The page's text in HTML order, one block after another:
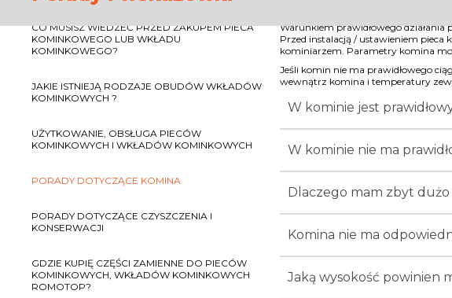
CO MUSISZ WIEDZEĆ PRZED ZAKUPEM PIECA
KOMINKOWEGO LUB WKŁADU
KOMINKOWEGO?
JAKIE ISTNIEJĄ RODZAJE OBUDÓW WKŁADÓW
KOMINKOWYCH ?
UŻYTKOWANIE, OBSŁUGA PIECÓW
KOMINKOWYCH I WKŁADÓW KOMINKOWYCH
PORADY DOTYCZĄCE KOMINA
PORADY DOTYCZĄCE CZYSZCZENIA I
KONSERWACJI
GDZIE KUPIĘ CZĘŚCI ZAMIENNE DO PIECÓW
KOMINKOWYCH, WKŁADÓW KOMINKOWYCH
ROMOTOP?
Warunkiem prawidłowego
Przed instalacją / ustawieniem
kominiarzem. Parametry komina
Jeśli komin nie ma prawidłowego
wewnątrz komina i temperatury
W kominie jest
W kominie nie ma
Dlaczego mam zbyt dużo
Komina nie ma
Jaką wysokość powinien